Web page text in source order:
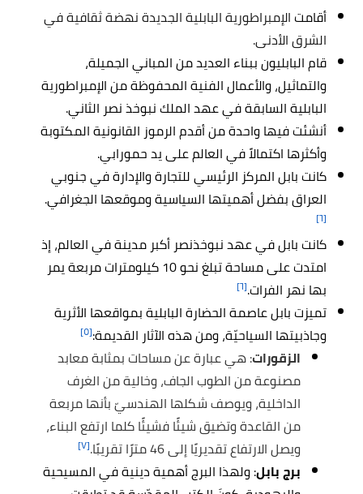
أقامتالإمبراطورية البابلية الجديدة نهضة ثقافية في
الشرق الأدنى.
قام البابليون ببناء العديد من المباني الجميلة،
والتماثيل، والأعمال الفنية المحفوظة من الإمبراطورية
البابلية السابقة في عهد الملك نبوخذ نصر الثاني.
أنشئت فيها واحدة من أقدم الرموز القانونية المكتوبة
وأكثرها اكتمالاً في العالم على يد حمورابي.
كانت بابل المركز الرئيسي للتجارة والإدارة في جنوبي
العراق بفضل أهميتها السياسية وموقعها الجغرافي.
[٦]
كانت بابل في عهد نبوخذنصر أكبر مدينة في العالم، إذ
امتدت على مساحة تبلغ نحو 10 كيلومترات مربعة يمر
بها نهر الفرات.[٦]
تميزت بابل عاصمة الحضارة البابلية بمواقعها الأثرية
وجاذبيتها السياحيّة، ومن هذه الآثار القديمة:[٥]
الزقورات: هي عبارة عن مساحات بمثابة معابد
مصنوعة من الطوب الجاف، وخالية من الغرف
الداخلية، ويوصف شكلها الهندسيّ بأنها مربعة
من القاعدة وتضيق شيئًا فشيئًا كلما ارتفع البناء،
ويصل الارتفاع تقديريًا إلى 46 مترًا تقريبًا.
[٧]
برج بابل: ولهذا البرج أهمية دينية في المسيحية